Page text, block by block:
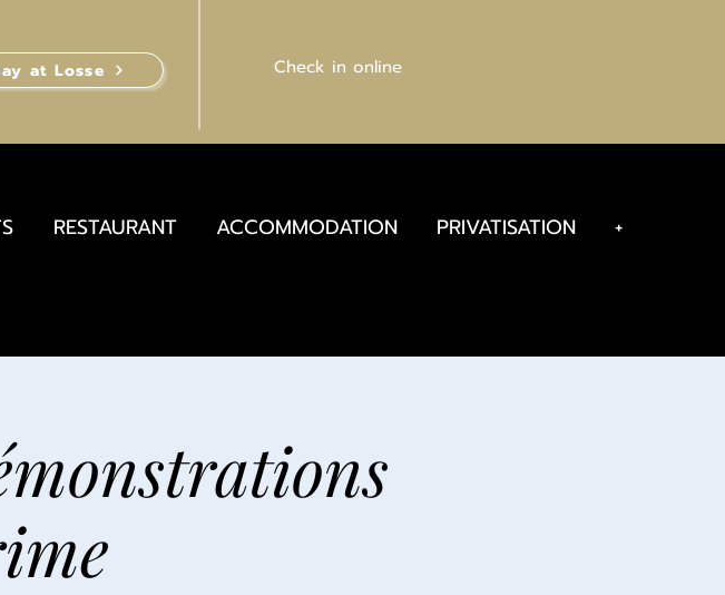
at Losse Check in online
RESTAURANT ACCOMMODATION PRIVATISATION +